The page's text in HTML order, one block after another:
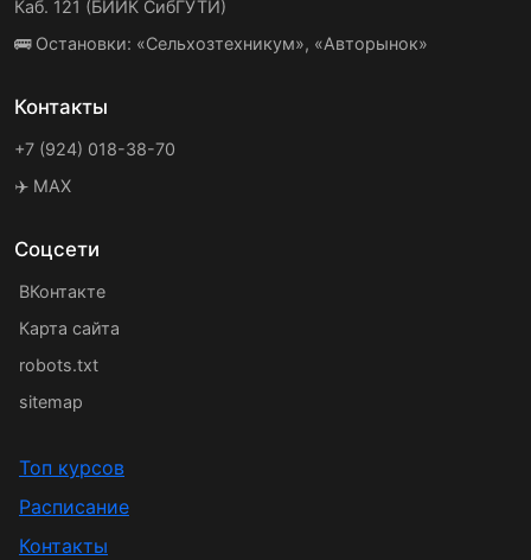
Каб. 121 (БИИК СибГУТИ)
🚌 Остановки: «Сельхозтехникум», «Авторынок»
Контакты
+7 (924) 018-38-70
✈️ MAX
Соцсети
ВКонтакте
Карта сайта
robots.txt
sitemap
Топ курсов
Расписание
Контакты